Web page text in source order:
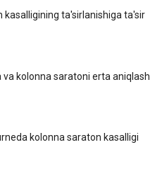
kasalligining ta'sirlanishiga ta'sir
va kolonna saratoni erta aniqlash
kolonna saraton kasalligi